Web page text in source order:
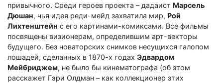
привычного. Среди героев проекта – дадаист Марсель
Дюшан, чья идея реди-мейд захватила мир, Рой
Лихтенштейн с его картинами-комиксами. Все фильмы
посвящены визионерам, определившим арт-векторы
будущего. Без новаторских снимков несущихся галопом
лошадей, сделанных в 1870-х годах Эдвардом
Мейбриджем, не было бы кинематографа (об этом
расскажет Гэри Олдман – как коллекционер этих